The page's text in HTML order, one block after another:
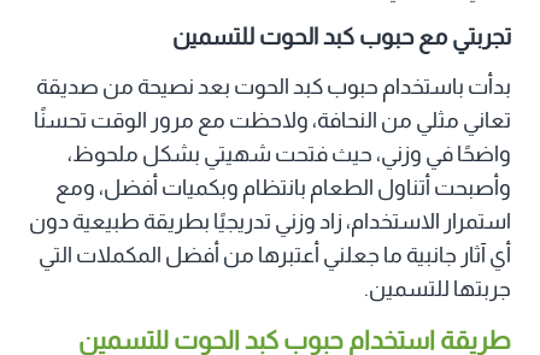
تجربتي مع حبوب كبد الحوت للتسمين
بدأت باستخدام حبوب كبد الحوت بعد نصيحة من صديقة
تعاني مثلي من النحافة، ولاحظت مع مرور الوقت تحسنًا
واضحًا في وزني، حيث فتحت شهيتي بشكل ملحوظ،
وأصبحت أتناول الطعام بانتظام وبكميات أفضل، ومع
استمرار الاستخدام، زاد وزني تدريجيًا بطريقة طبيعية دون
أي آثار جانبية ما جعلني أعتبرها من أفضل المكملات التي
جربتها للتسمين.
طريقة استخدام حبوب كبد الحوت للتسمين